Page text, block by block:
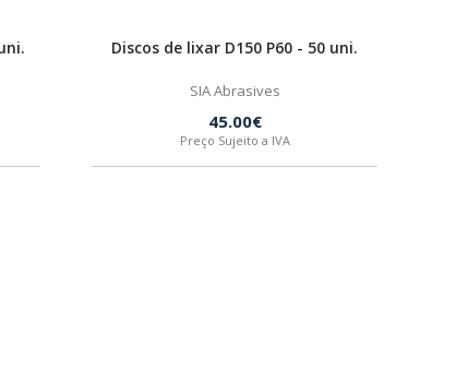
Discos de lixar D150 P60 - 50 uni.
SIA Abrasives
45.00€
Preço Sujeito a IVA